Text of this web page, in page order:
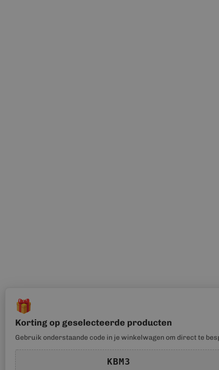
🎁
Korting op geselecteerde producten
Gebruik onderstaande code in je winkelwagen om direct te
KBM3